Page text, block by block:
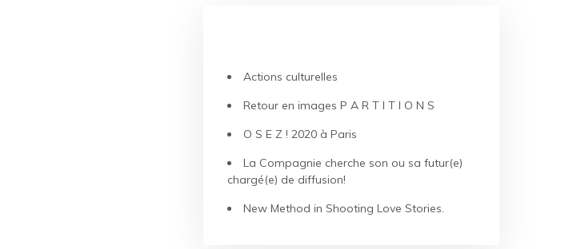
Actions culturelles
Retour en images P A R T I T I O N S
O S E Z ! 2020 à Paris
La Compagnie cherche son ou sa futur(e)
chargé(e) de diffusion!
New Method in Shooting Love Stories.